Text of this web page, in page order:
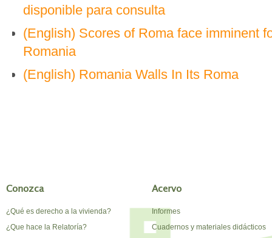
disponible para consulta
(English) Scores of Roma face imminent
Romania
(English) Romania Walls In Its Roma
Conozca
¿Qué es derecho a la vivienda?
¿Que hace la Relatoría?
Acervo
Informes
Cuadernos y materiales didácticos